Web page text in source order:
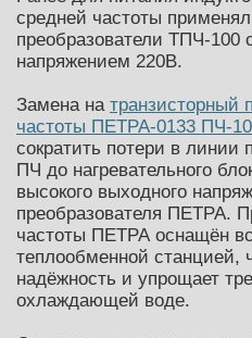
средней частоты
преобразователи ТПЧ-100
напряжением 220В.
Замена на транзисторный
частоты ПЕТРА-0133 ПЧ-
сократить потери в линии
ПЧ до нагревательного
высокого выходного
преобразователя ПЕТРА.
частоты ПЕТРА оснащён
теплообменной станцией,
надёжность и упрощает
охлаждающей воде.